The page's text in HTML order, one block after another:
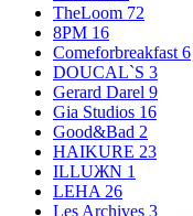
TheLoom 72
8PM 16
Comeforbreakfast 6
DOUCAL`S 3
Gerard Darel 9
Gia Studios 16
Good&Bad 2
HAIKURE 23
ILLUЖN 1
LEHA 26
Les Archives 3